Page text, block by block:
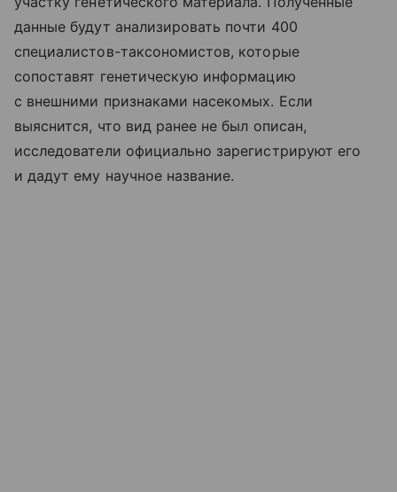
данные будут анализировать почти 400
специалистов-таксономистов, которые
сопоставят генетическую информацию
с внешними признаками насекомых. Если
выяснится, что вид ранее не был описан,
исследователи официально зарегистрируют его
и дадут ему научное название.